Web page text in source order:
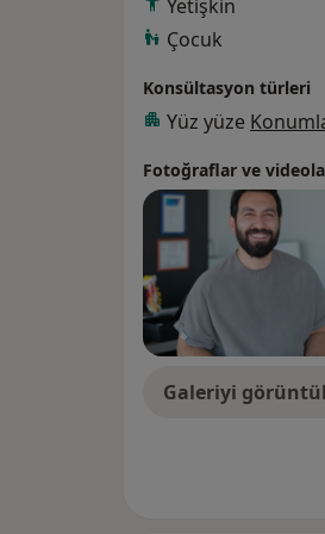
Yetişkin
Çocuk
Konsültasyon türleri
Yüz yüze
Fotoğraflar ve
Galeriyi